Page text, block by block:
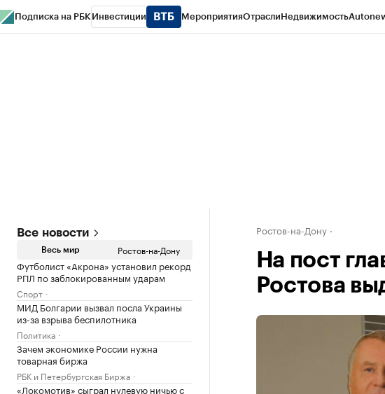
Подписка на РБК Инвестиции МероприятияОтраслиНедвижимость
Все новости
Весь мир Ростов-на-Дону
Футболист «Акрона» установил рекорд
РПЛ по заблокированным ударам
Спорт
МИД Болгарии вызвал посла Украины
из-за взрыва беспилотника
Политика
Зачем экономике России нужна
товарная биржа
РБК и Петербургская Биржа
«Локомотив» сыграл нулевую ничью с
Ростов-на-Дону
На пост
Ростова